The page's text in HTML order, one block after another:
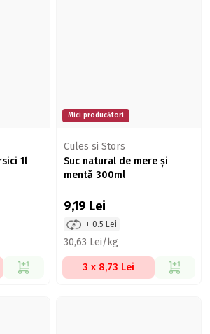
1l
Mici producători
Cules si Stors
Suc natural de mere și
mentă 300ml
9,19 Lei
+ 0.5 Lei
30,63 Lei/kg
3 x 8,73 Lei